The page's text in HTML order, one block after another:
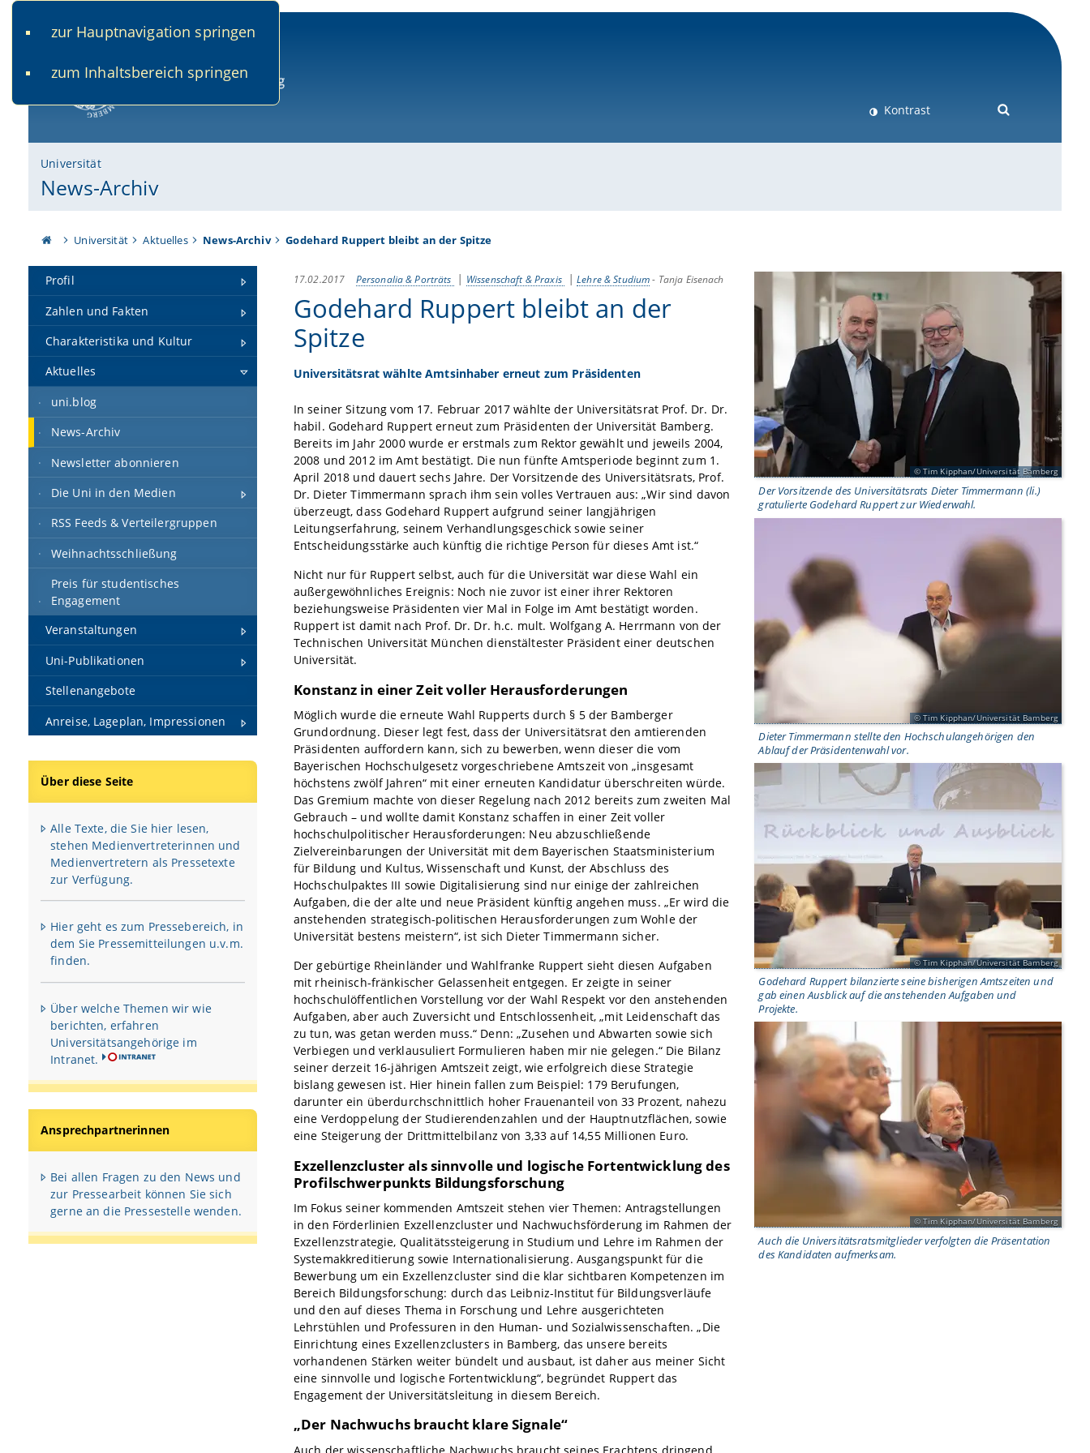
zur Hauptnavigation springen
zum Inhaltsbereich springen
Kontrast
Universität
News-Archiv
Universität Aktuelles News-Archiv Godehard Ruppert bleibt an der Spitze
Profil
Zahlen und Fakten
Charakteristika und Kultur
Aktuelles
uni.blog
News-Archiv
Newsletter abonnieren
Die Uni in den Medien
RSS Feeds & Verteilergruppen
Weihnachtsschließung
Preis für studentisches
Engagement
Veranstaltungen
Uni-Publikationen
Stellenangebote
Anreise, Lageplan, Impressionen
Über diese Seite
Alle Texte, die Sie hier lesen,
stehen Medienvertreterinnen und
Medienvertretern als Pressetexte
zur Verfügung.
Hier geht es zum Pressebereich, in
dem Sie Pressemitteilungen u.v.m.
finden.
Über welche Themen wir wie
berichten, erfahren
Universitätsangehörige im
Intranet.
Ansprechpartnerinnen
Bei allen Fragen zu den News und
zur Pressearbeit können Sie sich
gerne an die Pressestelle wenden.
Tim Kipphan/Universität Bamberg
Der Vorsitzende des Universitätsrats Dieter Timmermann (li.)
gratulierte Godehard Ruppert zur Wiederwahl.
Tim Kipphan/Universität Bamberg
Dieter Timmermann stellte den Hochschulangehörigen den
Ablauf der Präsidentenwahl vor.
Tim Kipphan/Universität Bamberg
Godehard Ruppert bilanzierte seine bisherigen Amtszeiten und
gab einen Ausblick auf die anstehenden Aufgaben und
Projekte.
Tim Kipphan/Universität Bamberg
Auch die Universitätsratsmitglieder verfolgten die Präsentation
des Kandidaten aufmerksam.
17.02.2017 Personalia & Porträts Wissenschaft & Praxis Lehre & Studium- Tanja Eisenach
Godehard Ruppert bleibt an der
Spitze
Universitätsrat wählte Amtsinhaber erneut zum Präsidenten
In seiner Sitzung vom 17. Februar 2017 wählte der Universitätsrat Prof. Dr. Dr.
habil. Godehard Ruppert erneut zum Präsidenten der Universität Bamberg.
Bereits im Jahr 2000 wurde er erstmals zum Rektor gewählt und jeweils 2004,
2008 und 2012 im Amt bestätigt. Die nun fünfte Amtsperiode beginnt zum 1.
April 2018 und dauert sechs Jahre. Der Vorsitzende des Universitätsrats, Prof.
Dr. Dieter Timmermann sprach ihm sein volles Vertrauen aus: „Wir sind davon
überzeugt, dass Godehard Ruppert aufgrund seiner langjährigen
Leitungserfahrung, seinem Verhandlungsgeschick sowie seiner
Entscheidungsstärke auch künftig die richtige Person für dieses Amt ist.“
Nicht nur für Ruppert selbst, auch für die Universität war diese Wahl ein
außergewöhnliches Ereignis: Noch nie zuvor ist einer ihrer Rektoren
beziehungsweise Präsidenten vier Mal in Folge im Amt bestätigt worden.
Ruppert ist damit nach Prof. Dr. Dr. h.c. mult. Wolfgang A. Herrmann von der
Technischen Universität München dienstältester Präsident einer deutschen
Universität.
Konstanz in einer Zeit voller Herausforderungen
Möglich wurde die erneute Wahl Rupperts durch § 5 der Bamberger
Grundordnung. Dieser legt fest, dass der Universitätsrat den amtierenden
Präsidenten auffordern kann, sich zu bewerben, wenn dieser die vom
Bayerischen Hochschulgesetz vorgeschriebene Amtszeit von „insgesamt
höchstens zwölf Jahren“ mit einer erneuten Kandidatur überschreiten würde.
Das Gremium machte von dieser Regelung nach 2012 bereits zum zweiten Mal
Gebrauch – und wollte damit Konstanz schaffen in einer Zeit voller
hochschulpolitischer Herausforderungen: Neu abzuschließende
Zielvereinbarungen der Universität mit dem Bayerischen Staatsministerium
für Bildung und Kultus, Wissenschaft und Kunst, der Abschluss des
Hochschulpaktes III sowie Digitalisierung sind nur einige der zahlreichen
Aufgaben, die der alte und neue Präsident künftig angehen muss. „Er wird die
anstehenden strategisch-politischen Herausforderungen zum Wohle der
Universität bestens meistern“, ist sich Dieter Timmermann sicher.
Der gebürtige Rheinländer und Wahlfranke Ruppert sieht diesen Aufgaben
mit rheinisch-fränkischer Gelassenheit entgegen. Er zeigte in seiner
hochschulöffentlichen Vorstellung vor der Wahl Respekt vor den anstehenden
Aufgaben, aber auch Zuversicht und Entschlossenheit, „mit Leidenschaft das
zu tun, was getan werden muss.“ Denn: „Zusehen und Abwarten sowie sich
Verbiegen und verklausuliert Formulieren haben mir nie gelegen.“ Die Bilanz
seiner derzeit 16-jährigen Amtszeit zeigt, wie erfolgreich diese Strategie
bislang gewesen ist. Hier hinein fallen zum Beispiel: 179 Berufungen,
darunter ein überdurchschnittlich hoher Frauenanteil von 33 Prozent, nahezu
eine Verdoppelung der Studierendenzahlen und der Hauptnutzflächen, sowie
eine Steigerung der Drittmittelbilanz von 3,33 auf 14,55 Millionen Euro.
Exzellenzcluster als sinnvolle und logische Fortentwicklung des
Profilschwerpunkts Bildungsforschung
Im Fokus seiner kommenden Amtszeit stehen vier Themen: Antragstellungen
in den Förderlinien Exzellenzcluster und Nachwuchsförderung im Rahmen der
Exzellenzstrategie, Qualitätssteigerung in Studium und Lehre im Rahmen der
Systemakkreditierung sowie Internationalisierung. Ausgangspunkt für die
Bewerbung um ein Exzellenzcluster sind die klar sichtbaren Kompetenzen im
Bereich Bildungsforschung: durch das Leibniz-Institut für Bildungsverläufe
und den auf dieses Thema in Forschung und Lehre ausgerichteten
Lehrstühlen und Professuren in den Human- und Sozialwissenschaften. „Die
Einrichtung eines Exzellenzclusters in Bamberg, das unsere bereits
vorhandenen Stärken weiter bündelt und ausbaut, ist daher aus meiner Sicht
eine sinnvolle und logische Fortentwicklung“, begründet Ruppert das
Engagement der Universitätsleitung in diesem Bereich.
„Der Nachwuchs braucht klare Signale“